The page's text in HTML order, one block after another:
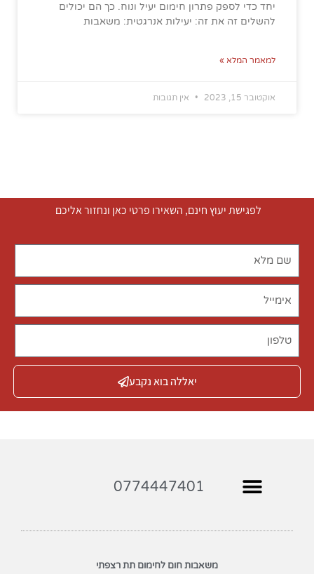
יחד כדי לספק פתרון חימום יעיל ונוח. כך הם יכולים
להשלים זה את זה: יעילות אנרגטית: משאבות
למאמר המלא »
אוקטובר 15, 2023 אין תגובות
לפגישת יעוץ חינם, השאירו פרטי כאן ונחזור אליכם
יאללה בוא נקבע
0774447401
משאבות חום לחימום תת רצפתי